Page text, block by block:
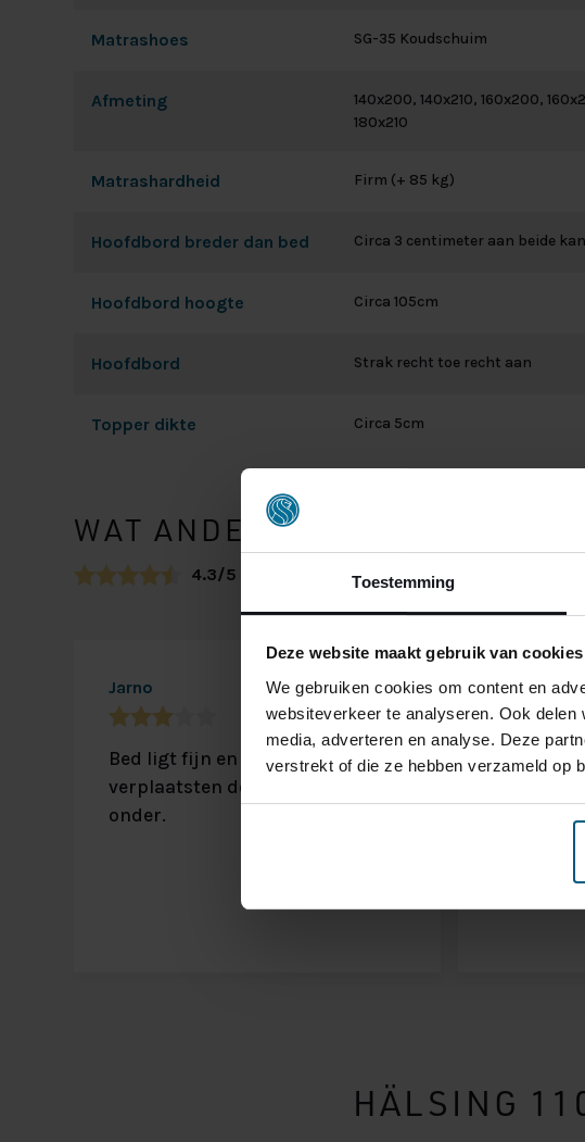
Toestemming
Deze website maakt gebruik van cookies
We gebruiken cookies om content en
websiteverkeer te analyseren. Ook
media, adverteren en analyse. Deze
verstrekt of die ze hebben verzameld op
Matrashoes SG-35 Koudschuim
Afmeting
140x200, 140x210, 160x200,
180x210
Matrashardheid Firm (+ 85 kg)
Hoofdbord breder dan bed Circa 3 centimeter aan beide
Hoofdbord hoogte Circa 105cm
Hoofdbord Strak recht toe recht aan
Topper dikte Circa 5cm
WAT ANDERE ZEGGEN
4.3/5 gebaseerd op 7 reviews
Jarno 8-2-2023
Bed ligt fijn en is makkelijk te
verplaatsten door de wielentjes
onder.
Sebastiaan
HÄLSING